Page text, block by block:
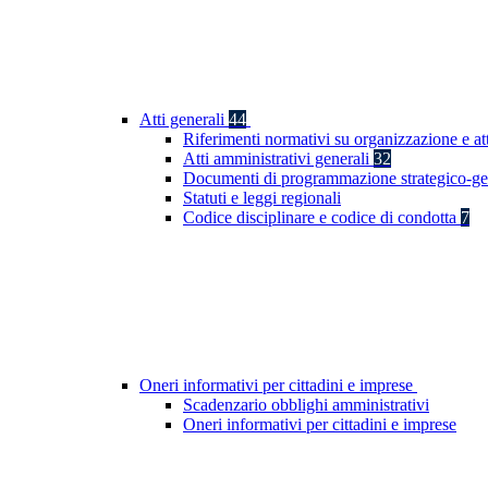
Atti generali 44
Riferimenti normativi su organizzazione e
Atti amministrativi generali 32
Documenti di programmazione strategico-
Statuti e leggi regionali
Codice disciplinare e codice di condotta 7
Oneri informativi per cittadini e imprese
Scadenzario obblighi amministrativi
Oneri informativi per cittadini e imprese